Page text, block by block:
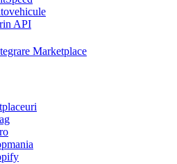
API
Marketplace